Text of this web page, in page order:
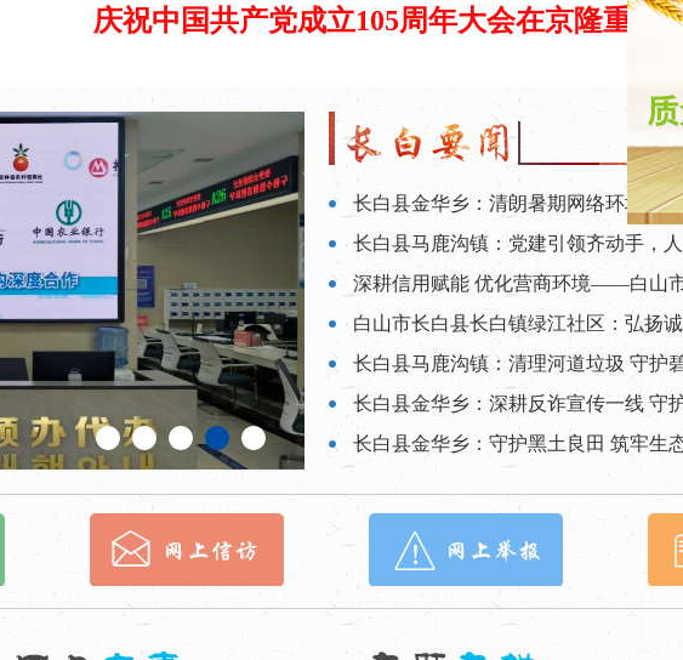
庆祝中国共产党成立105周年大会在京隆重举
长白县金华乡：清朗暑期网络环境 守
长白县马鹿沟镇：党建引领齐动手，
长白县金华乡：深耕反诈宣传一线 守
长白县金华乡：守护黑土良田 筑牢生